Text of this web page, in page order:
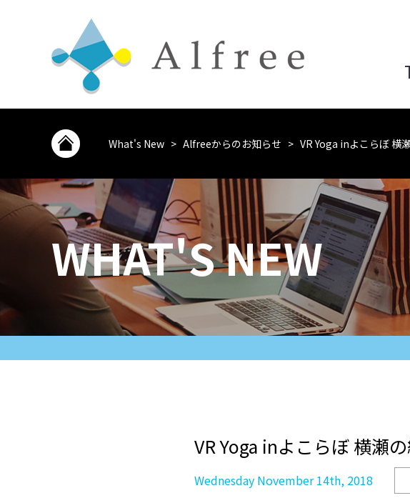
What's New > Alfreeからのお知らせ > VR Yoga inよこらぼ 横
WHAT'S NEW
VR Yoga inよこらぼ 横瀬
Wednesday November 14th, 2018